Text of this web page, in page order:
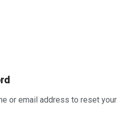
or email address to reset your